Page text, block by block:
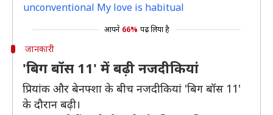
unconventional My love is habitual
आपने 66% पढ़ लिया है
जानकारी
'बिग बॉस 11' में बढ़ी नजदीकियां
प्रियांक और बेनफ्शा के बीच नजदीकियां 'बिग बॉस 11'
के दौरान बढ़ी।